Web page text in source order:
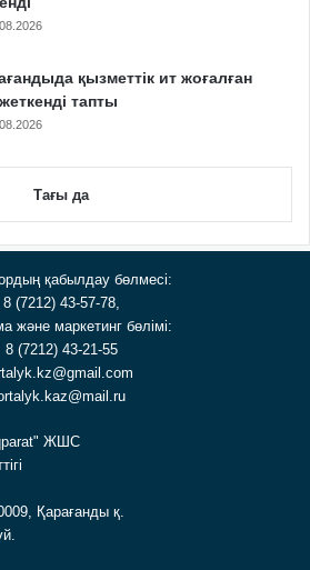
қызметтік ит жоғалған
тапты
Тағы да
қабылдау бөлмесі:
8 (7212) 43-57-78,
және маркетинг бөлімі:
8 (7212) 43-21-55
ЖШС
Қарағанды қ.